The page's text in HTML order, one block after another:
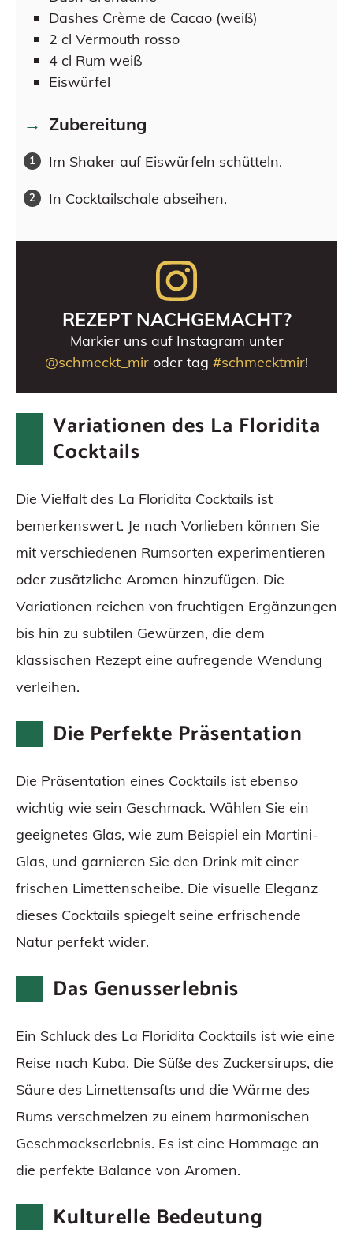
Dashes Crème de Cacao (weiß)
2 cl Vermouth rosso
4 cl Rum weiß
Eiswürfel
Zubereitung
Im Shaker auf Eiswürfeln schütteln.
In Cocktailschale abseihen.
REZEPT NACHGEMACHT?
Markier uns auf Instagram unter
@schmeckt_mir oder tag #schmecktmir!
Variationen des La Floridita
Cocktails
Die Vielfalt des La Floridita Cocktails ist
bemerkenswert. Je nach Vorlieben können Sie
mit verschiedenen Rumsorten experimentieren
oder zusätzliche Aromen hinzufügen. Die
Variationen reichen von fruchtigen Ergänzungen
bis hin zu subtilen Gewürzen, die dem
klassischen Rezept eine aufregende Wendung
verleihen.
Die Perfekte Präsentation
Die Präsentation eines Cocktails ist ebenso
wichtig wie sein Geschmack. Wählen Sie ein
geeignetes Glas, wie zum Beispiel ein Martini-
Glas, und garnieren Sie den Drink mit einer
frischen Limettenscheibe. Die visuelle Eleganz
dieses Cocktails spiegelt seine erfrischende
Natur perfekt wider.
Das Genusserlebnis
Ein Schluck des La Floridita Cocktails ist wie eine
Reise nach Kuba. Die Süße des Zuckersirups, die
Säure des Limettensafts und die Wärme des
Rums verschmelzen zu einem harmonischen
Geschmackserlebnis. Es ist eine Hommage an
die perfekte Balance von Aromen.
Kulturelle Bedeutung